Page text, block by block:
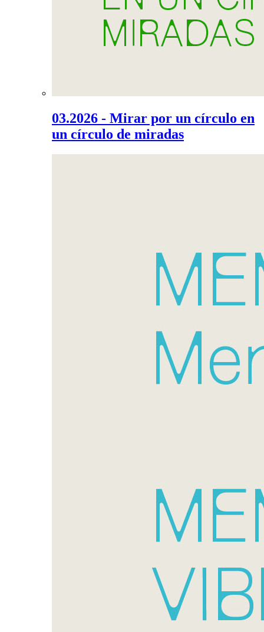
03.2026 - Mirar por un círculo en
un círculo de miradas